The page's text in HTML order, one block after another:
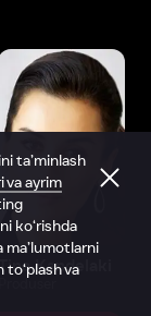
Kandelaki
ta’minlash
va ayrim
ko‘rishda
va